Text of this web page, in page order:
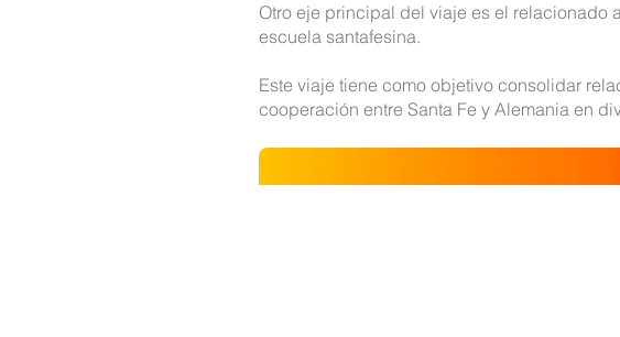
Otro eje principal del viaje es el relacionado
escuela santafesina.
Este viaje tiene como objetivo consolidar
cooperación entre Santa Fe y Alemania en